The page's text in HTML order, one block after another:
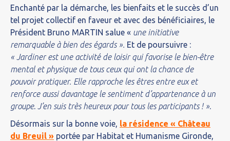
Enchanté par la démarche, les bienfaits et le succès d’un
tel projet collectif en faveur et avec des bénéficiaires, le
Président Bruno MARTIN salue « une initiative
remarquable à bien des égards ». Et de poursuivre :
« Jardiner est une activité de loisir qui favorise le bien-être
mental et physique de tous ceux qui ont la chance de
pouvoir pratiquer. Elle rapproche les êtres entre eux et
renforce aussi davantage le sentiment d’appartenance à un
groupe. J’en suis très heureux pour tous les participants ! ».
Désormais sur la bonne voie, la résidence « Château
du Breuil » portée par Habitat et Humanisme Gironde,